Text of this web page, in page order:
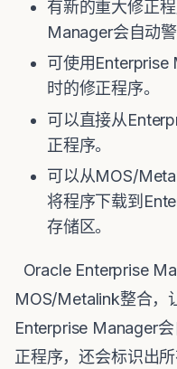
有新的重大修正
Manager会自动警
可使用Enterprise
时的修正程序。
可以直接从
正程序。
可以从MOS/
将程序下载到
存储区。
Oracle Enterprise
MOS/Metalink整合，
Enterprise Manager
正程序，还会标识出